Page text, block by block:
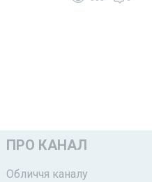
ПРО КАНАЛ
Обличчя каналу